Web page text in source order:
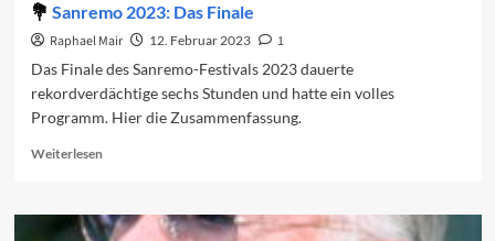
Sanremo 2023: Das Finale
Raphael Mair 12. Februar 2023
1
Das Finale des Sanremo-Festivals 2023 dauerte
rekordverdächtige sechs Stunden und hatte ein volles
Programm. Hier die Zusammenfassung.
WeiterlesenRead
Sanremo
2023: